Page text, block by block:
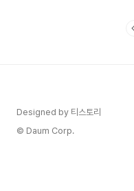
부끄럽게 여겨지기 시작했고 얼마
Designed by 티스토리
© Daum Corp.